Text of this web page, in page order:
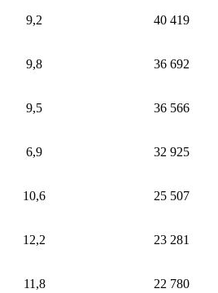
9,2 40 419
9,8 36 692
9,5 36 566
6,9 32 925
10,6 25 507
12,2 23 281
11,8 22 780